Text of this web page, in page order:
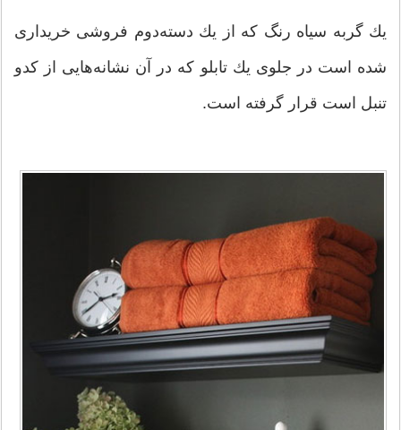
یك گربه سیاه رنگ كه از یك دسته‌دوم فروشی خریداری
شده است در جلوی یك تابلو كه در آن نشانه‌هایی از كدو
تنبل است قرار گرفته است.